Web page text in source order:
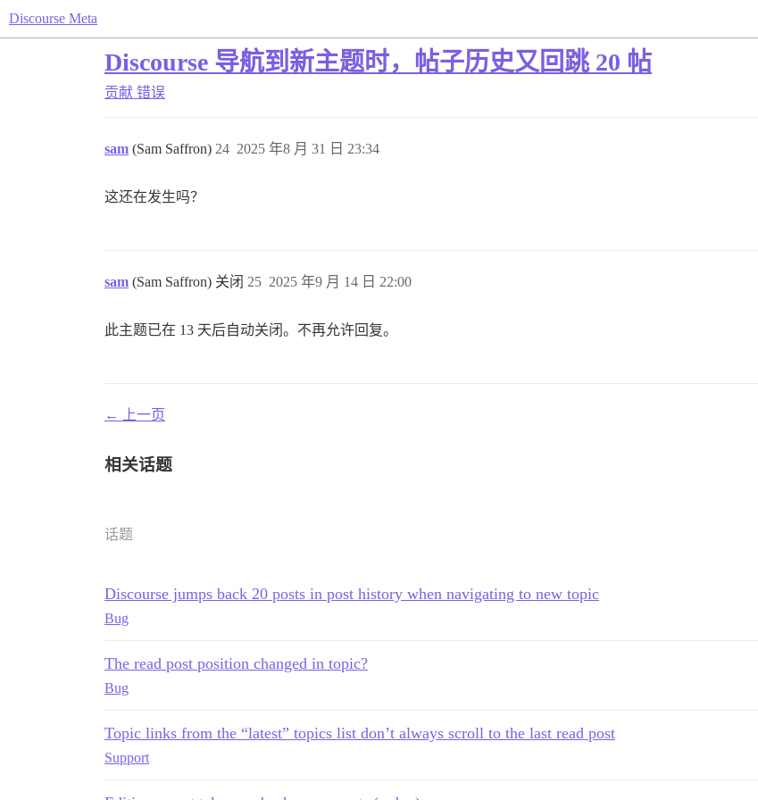
Discourse Meta
Discourse 导航到新主题时，帖子历史又回跳 20 帖
贡献 错误
sam (Sam Saffron) 2025 年8 月 31 日 23:34
24
这还在发生吗？
sam (Sam Saffron) 关闭 2025 年9 月 14 日 22:00
25
此主题已在 13 天后自动关闭。不再允许回复。
← 上一页
相关话题
话题
Discourse jumps back 20 posts in post history when navigating to new topic
Bug
The read post position changed in topic?
Bug
Topic links from the “latest” topics list don’t always scroll to the last read post
Support